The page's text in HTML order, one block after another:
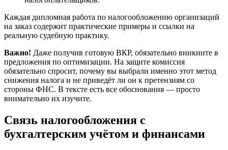
Каждая дипломная работа по налогообложению организаций
на заказ содержит практические примеры и ссылки на
реальную судебную практику.
Важно! Даже получив готовую ВКР, обязательно вникните в
предложения по оптимизации. На защите комиссия
обязательно спросит, почему вы выбрали именно этот метод
снижения налога и не приведёт ли он к претензиям со
стороны ФНС. В тексте есть все обоснования — просто
внимательно их изучите.
Связь налогообложения с
бухгалтерским учётом и финансами